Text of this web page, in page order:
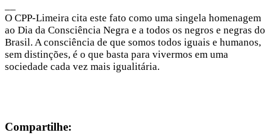
O CPP-Limeira cita este fato como uma singela homenagem
ao Dia da Consciência Negra e a todos os negros e negras do
Brasil. A consciência de que somos todos iguais e humanos,
sem distinções, é o que basta para vivermos em uma
sociedade cada vez mais igualitária.
Compartilhe: